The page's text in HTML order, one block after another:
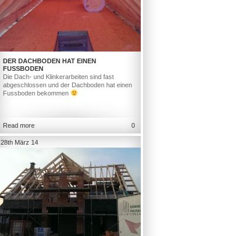
DER DACHBODEN HAT EINEN
FUSSBODEN
Die Dach- und Klinkerarbeiten sind fast
abgeschlossen und der Dachboden hat einen
Fussboden bekommen
Read more 0
28th März 14